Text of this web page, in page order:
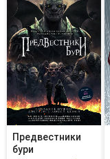
Предвестники
бури